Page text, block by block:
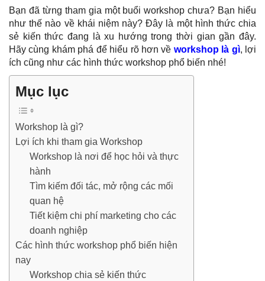
Bạn đã từng tham gia một buổi workshop chưa? Bạn hiểu
như thế nào về khái niệm này? Đây là một hình thức chia
sẻ kiến thức đang là xu hướng trong thời gian gần đây.
Hãy cùng khám phá để hiểu rõ hơn về workshop là gì, lợi
ích cũng như các hình thức workshop phổ biến nhé!
Mục lục
Workshop là gì?
Lợi ích khi tham gia Workshop
Workshop là nơi để học hỏi và thực
hành
Tìm kiếm đối tác, mở rộng các mối
quan hệ
Tiết kiệm chi phí marketing cho các
doanh nghiệp
Các hình thức workshop phổ biến hiện
nay
Workshop chia sẻ kiến thức